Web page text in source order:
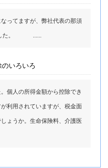
てますが、弊社代表の那須
ました。 ......
いろいろ
個人の所得金額から控除でき
利用されていますが、税金面
ょうか。生命保険料、介護医